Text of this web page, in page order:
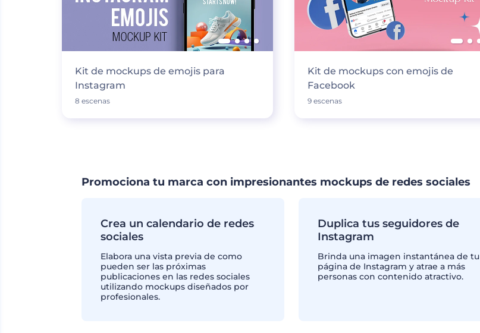
Kit de mockups de emojis para
Instagram
8 escenas
Kit de mockups con emojis de
Facebook
9 escenas
Promociona tu marca con impresionantes mockups de redes sociales
Crea un calendario de redes
sociales
Elabora una vista previa de como
pueden ser las próximas
publicaciones en las redes sociales
utilizando mockups diseñados por
profesionales.
Duplica tus seguidores de
Instagram
Brinda una imagen instantánea de tu
página de Instagram y atrae a más
personas con contenido atractivo.